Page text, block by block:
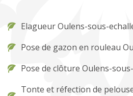
Elagueur Oulens-sous-
Pose de gazon en rouleau
Pose de clôture Oulens-
Tonte et réfection de